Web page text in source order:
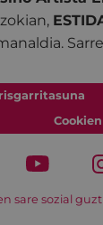
sare sozial